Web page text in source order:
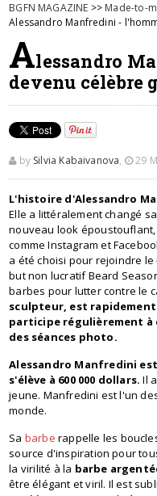
BGFN MAGAZINE >> Made-to-
Alessandro Manfredini -
Alessandro
devenu célèbre
by Silvia Kabaivanova, 29
L'histoire d'Alessandro
Elle a littéralement changé
nouveau look
comme Instagram et
a été choisi pour rejoindre
but non lucratif Beard
barbes pour lutter contre le
sculpteur, est
participe régulièrement à
des séances photo.
Alessandro Manfredini
s'élève à 600 000 dollars. Il
jeune. Manfredini est l'un
monde.
Sa barbe rappelle les
source d'inspiration pour
la virilité à la barbe
être élégant et viril. Il est